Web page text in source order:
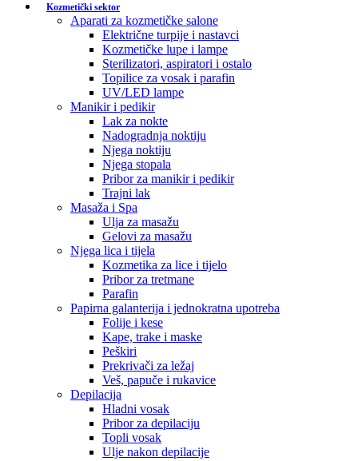
Kozmetički sektor
Aparati za kozmetičke salone
Električne turpije i nastavci
Kozmetičke lupe i lampe
Sterilizatori, aspiratori i ostalo
Topilice za vosak i parafin
UV/LED lampe
Manikir i pedikir
Lak za nokte
Nadogradnja noktiju
Njega noktiju
Njega stopala
Pribor za manikir i pedikir
Trajni lak
Masaža i Spa
Ulja za masažu
Gelovi za masažu
Njega lica i tijela
Kozmetika za lice i tijelo
Pribor za tretmane
Parafin
Papirna galanterija i jednokratna upotreba
Folije i kese
Kape, trake i maske
Peškiri
Prekrivači za ležaj
Veš, papuče i rukavice
Depilacija
Hladni vosak
Pribor za depilaciju
Topli vosak
Ulje nakon depilacije